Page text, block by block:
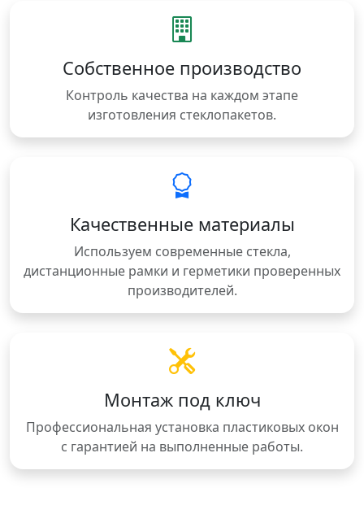
Собственное производство
Контроль качества на каждом этапе
изготовления стеклопакетов.
Качественные материалы
Используем современные стекла,
дистанционные рамки и герметики проверенных
производителей.
Монтаж под ключ
Профессиональная установка пластиковых окон
с гарантией на выполненные работы.